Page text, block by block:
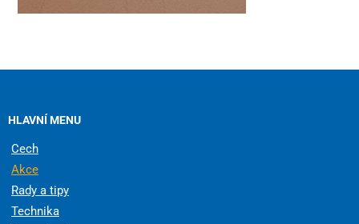
HLAVNÍ MENU
Cech
Akce
Rady a tipy
Technika